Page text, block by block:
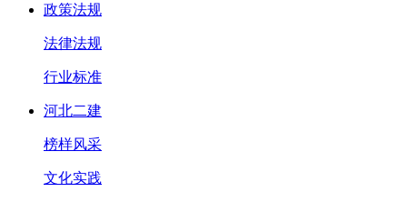
政策法规
法律法规
行业标准
河北二建
榜样风采
文化实践